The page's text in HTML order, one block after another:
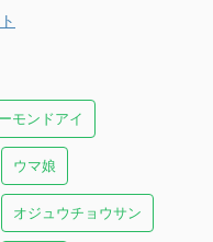
モンドアイ
ウマ娘
オジュウチョウサン